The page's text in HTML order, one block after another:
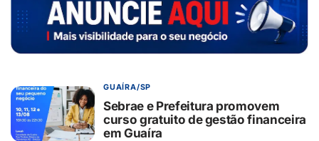
GUAÍRA/SP
Sebrae e Prefeitura promovem
curso gratuito de gestão financeira
em Guaíra